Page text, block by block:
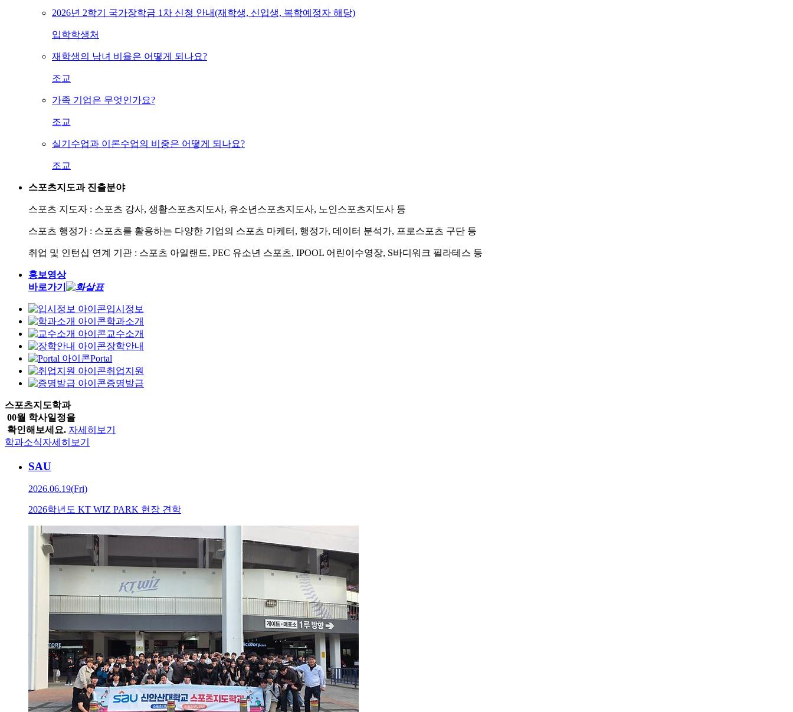
2026년 2학기 국가장학금 1차 신청 안내(재학생, 신입생, 복학예정자 해당)
입학학생처
재학생의 남녀 비율은 어떻게 되나요?
조교
가족 기업은 무엇인가요?
조교
실기수업과 이론수업의 비중은 어떻게 되나요?
조교
스포츠지도과 진출분야
스포츠 지도자 : 스포츠 강사, 생활스포츠지도사, 유소년스포츠지도사, 노인스포츠지도사 등
스포츠 행정가 : 스포츠를 활용하는 다양한 기업의 스포츠 마케터, 행정가, 데이터 분석가, 프로스포츠 구단 등
취업 및 인턴십 연계 기관 : 스포츠 아일랜드, PEC 유소년 스포츠, IPOOL 어린이수영장, S바디워크 필라테스 등
홍보영상
바로가기
입시정보
학과소개
교수소개
장학안내
Portal
취업지원
증명발급
스포츠지도학과
00월 학사일정을
확인해보세요. 자세히보기
학과소식자세히보기
SAU
2026.06.19(Fri)
2026학년도 KT WIZ PARK 현장 견학